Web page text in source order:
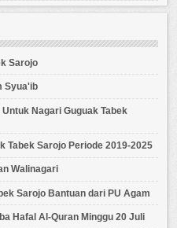
Sarojo
Syua'ib
Nagari Guguak Tabek
Tabek Sarojo Periode 2019-2025
Walinagari
Sarojo Bantuan dari PU Agam
Hafal Al-Quran Minggu 20 Juli